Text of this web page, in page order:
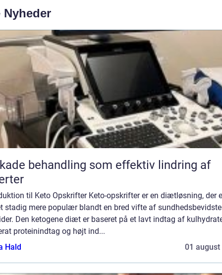
Nyheder
behandling som effektiv lindring af
til Keto Opskrifter Keto-opskrifter er en diætløsning, der
stadig mere populær blandt en bred vifte af sundhedsbevidste
Den ketogene diæt er baseret på et lavt indtag af
proteinindtag og højt ind...
Hald
01 august